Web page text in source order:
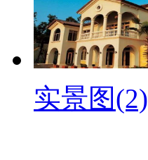
实景图(2)